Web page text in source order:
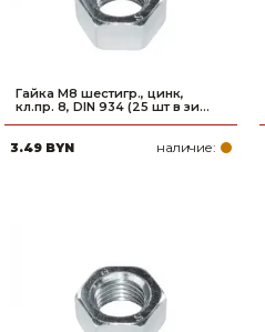
Гайка М8 шестигр., цинк,
кл.пр. 8, DIN 934 (25 шт в зи...
3.49 BYN наличие: